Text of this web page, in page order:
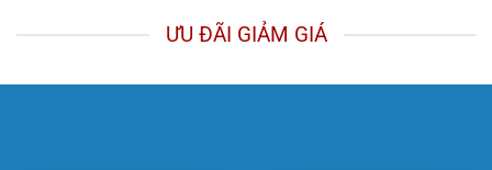
ƯU ĐÃI GIẢM GIÁ